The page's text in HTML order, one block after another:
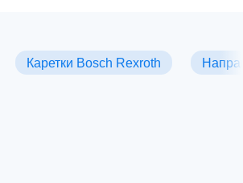
Каретки Bosch Rexroth